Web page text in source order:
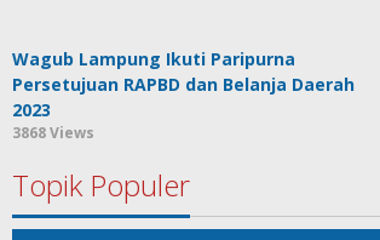
Wagub Lampung Ikuti Paripurna
Persetujuan RAPBD dan Belanja Daerah
2023
3868 Views
Topik Populer